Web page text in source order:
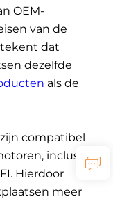
OEM-
van de
dat
dezelfde
als de
compatibel
inclusief
FI. Hierdoor
meer